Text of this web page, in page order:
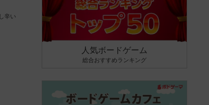
辛い
人気ボードゲーム
総合おすすめランキング